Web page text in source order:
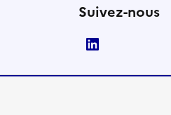
Suivez-nous